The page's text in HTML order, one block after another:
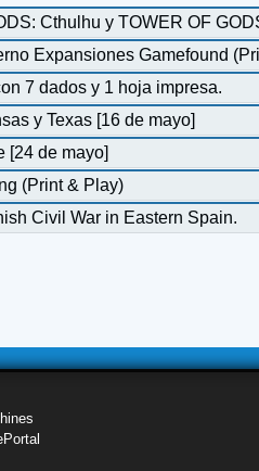
Cthulhu y TOWER OF
Expansiones Gamefound
7 dados y 1 hoja impresa.
y Texas [16 de mayo]
[24 de mayo]
(Print & Play)
Civil War in Eastern Spain.